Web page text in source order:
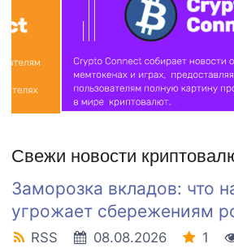
Свежи новости
Заморозка вкладов: что
угрожает сбережениям
RSS 08.08.2026 1